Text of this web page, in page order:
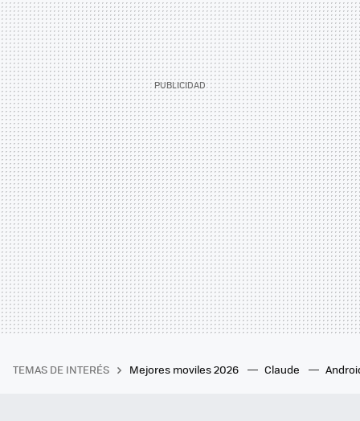
TEMAS DE INTERÉS Mejores moviles 2026 Claude